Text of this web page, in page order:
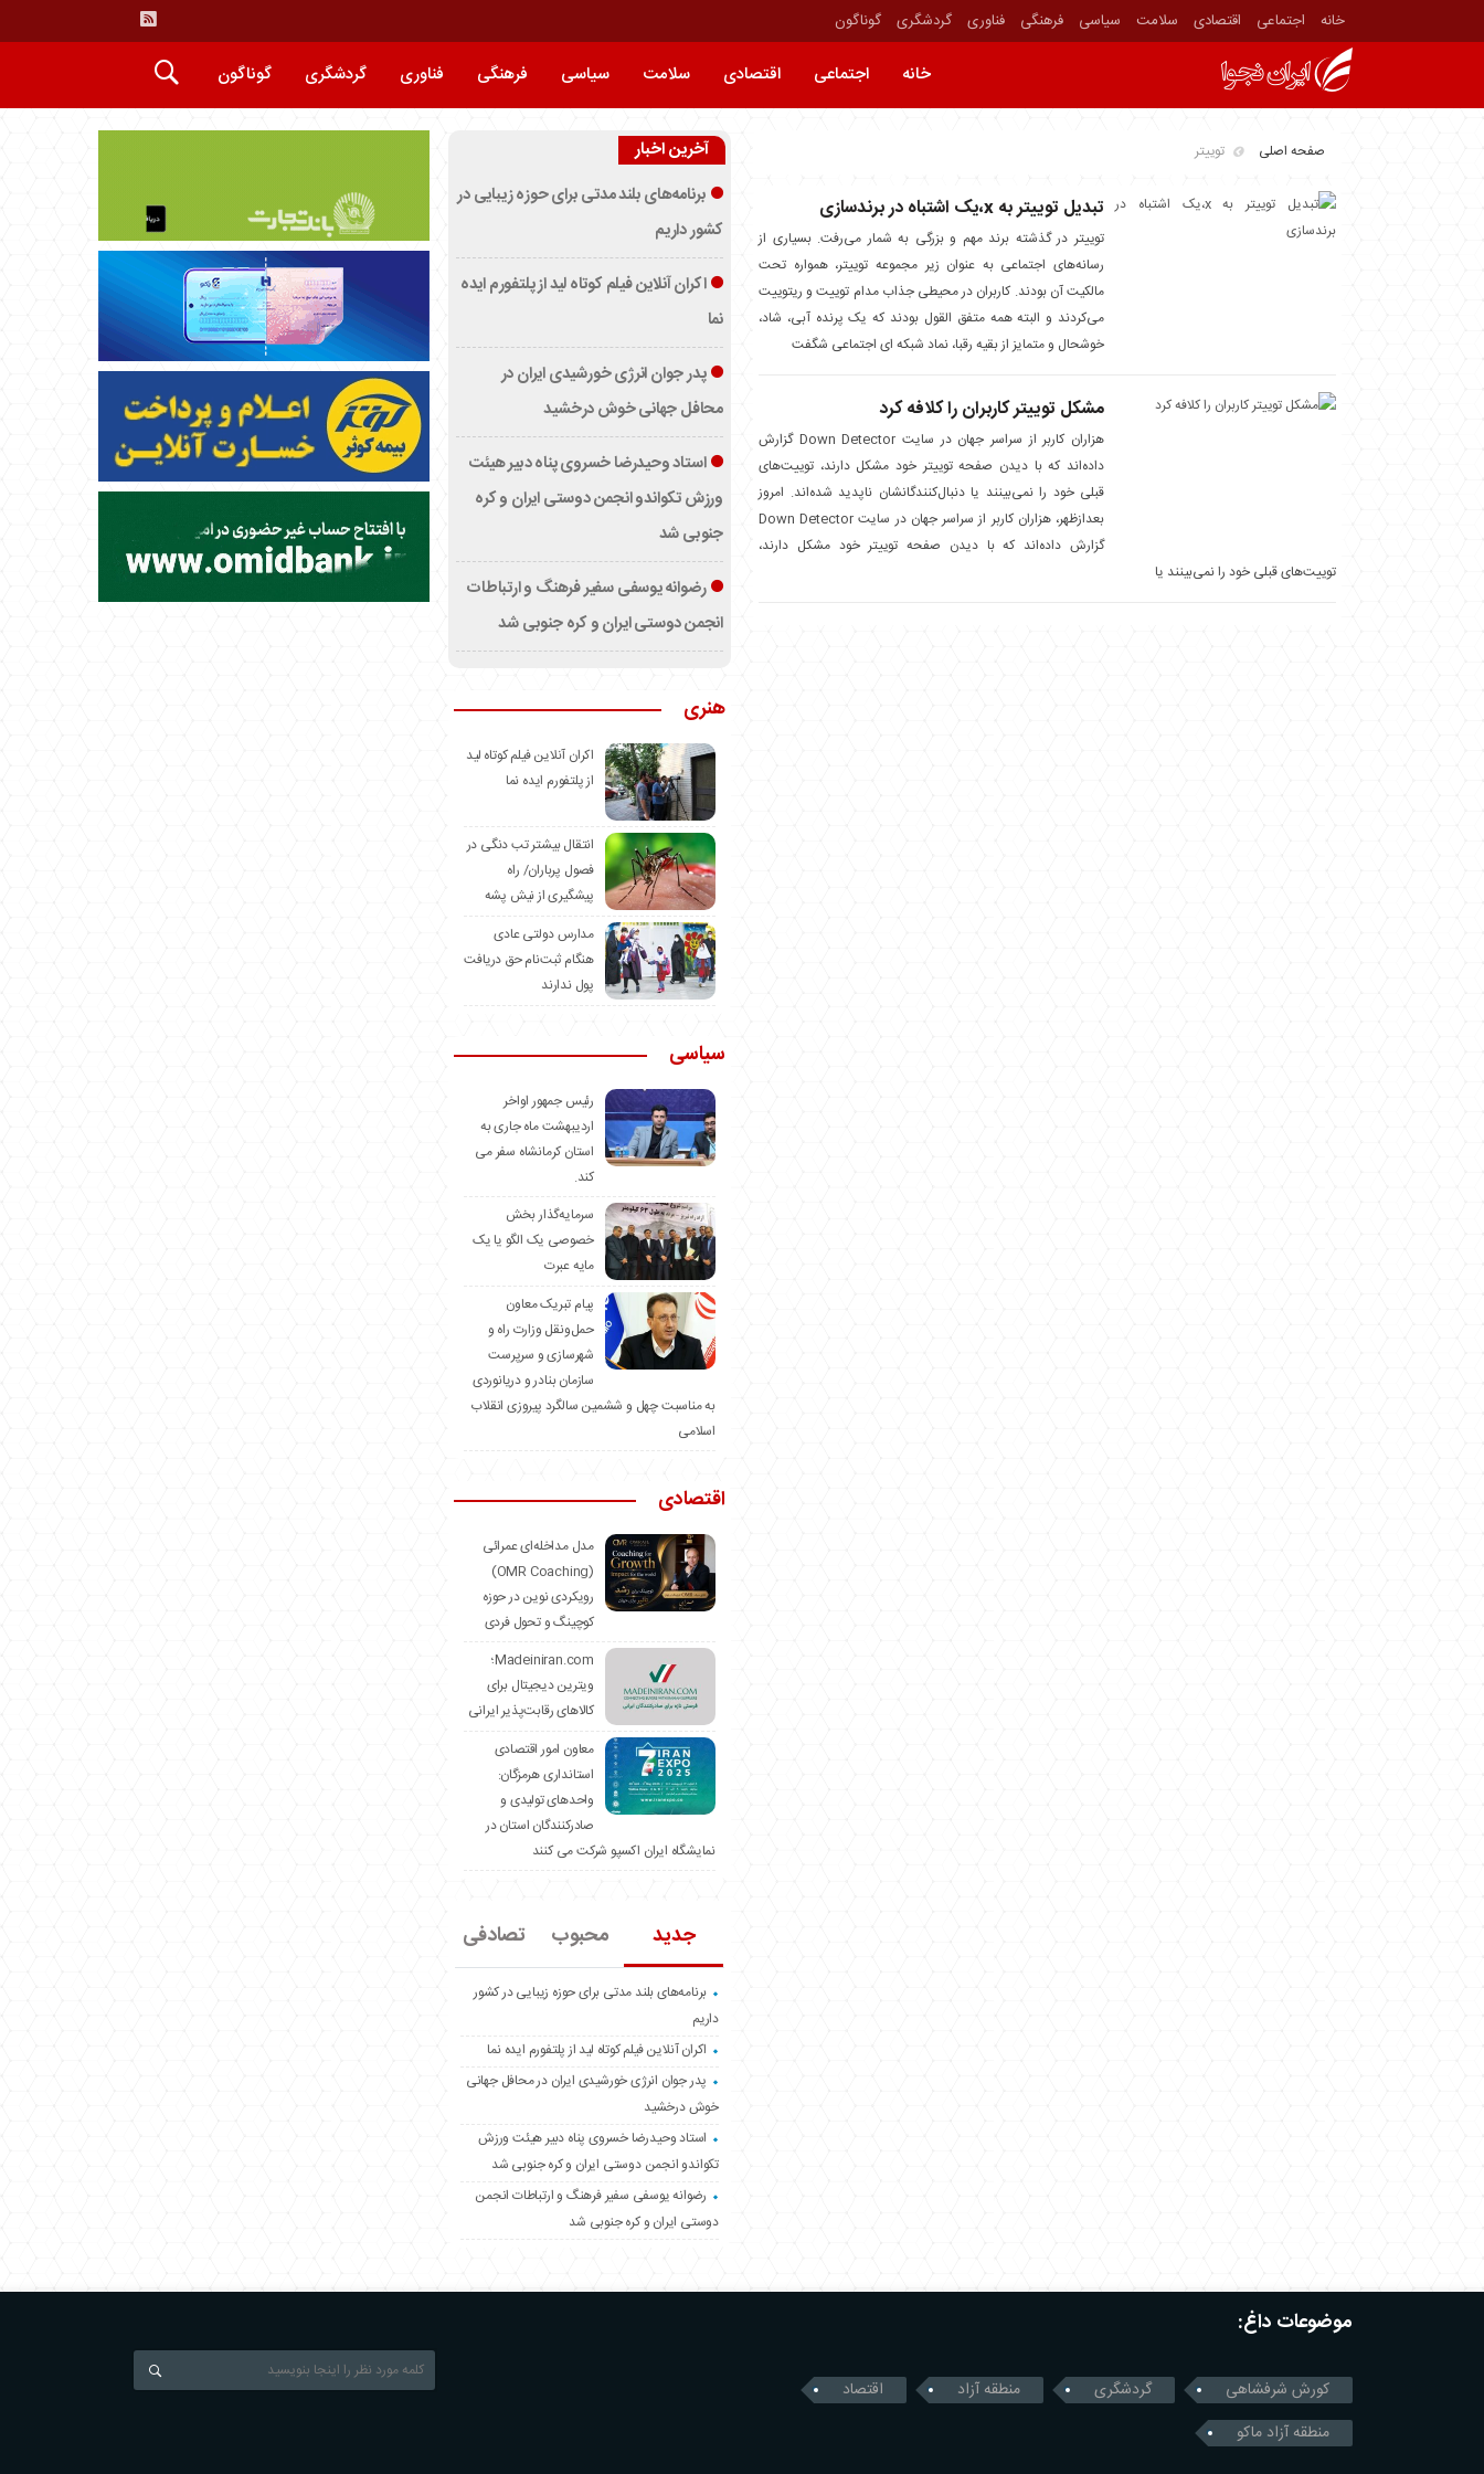
خانه اجتماعی اقتصادی سلامت سیاسی فرهنگی فناوری گردشگری گوناگون
خانه اجتماعی اقتصادی سلامت سیاسی فرهنگی فناوری گردشگری گوناگون
صفحه اصلی توییتر
تبدیل توییتر به x،یک اشتباه در برندسازی
توییتر در گذشته برند مهم و بزرگی به شمار می‌رفت. بسیاری از
رسانه‌های اجتماعی به عنوان زیر مجموعه توییتر، همواره تحت
مالکیت آن بودند. کاربران در محیطی جذاب مدام توییت و ریتوییت
می‌کردند و البته همه متفق القول بودند که یک پرنده آبی، شاد،
خوشحال و متمایز از بقیه رقبا، نماد شبکه ای اجتماعی شگفت
مشکل توییتر کاربران را کلافه کرد
هزاران کاربر از سراسر جهان در سایت Down Detector گزارش
داده‌اند که با دیدن صفحه توییتر خود مشکل دارند، توییت‌های
قبلی خود را نمی‌بینند یا دنبال‌کنندگانشان ناپدید شده‌اند. امروز
بعدازظهر، هزاران کاربر از سراسر جهان در سایت Down Detector
گزارش داده‌اند که با دیدن صفحه توییتر خود مشکل دارند،
توییت‌های قبلی خود را نمی‌بینند یا
آخرین اخبار
برنامه‌های بلند مدتی برای حوزه زیبایی در
کشور داریم
اکران آنلاین فیلم کوتاه لید از پلتفورم ایده
نما
پدر جوان انرژی خورشیدی ایران در
محافل جهانی خوش درخشید
استاد وحیدرضا خسروی پناه دبیر هیئت
ورزش تکواندو انجمن دوستی ایران و کره
جنوبی شد
رضوانه یوسفی سفیر فرهنگ و ارتباطات
انجمن دوستی ایران و کره جنوبی شد
هنری
اکران آنلاین فیلم کوتاه لید
از پلتفورم ایده نما
انتقال بیشتر تب دنگی در
فصول پرباران/ راه
پیشگیری از نیش پشه
مدارس دولتی عادی
هنگام ثبت‌نام حق دریافت
پول ندارند
سیاسی
رئیس جمهور اواخر
اردیبهشت ماه جاری به
استان کرمانشاه سفر می
کند.
سرمایه‌گذار بخش
خصوصی یک الگو یا یک
مایه عبرت
️پیام تبریک معاون
حمل‌ونقل وزارت راه و
شهرسازی و سرپرست
سازمان بنادر و دریانوردی
به مناسبت چهل و ششمین سالگرد پیروزی انقلاب
اسلامی
اقتصادی
مدل مداخله‌ای عمرائی
(OMR Coaching)
رویکردی نوین در حوزه
کوچینگ و تحول فردی
Madeiniran.com؛
ویترین دیجیتال برای
کالاهای رقابت‌پذیر ایرانی
معاون امور اقتصادی
استانداری هرمزگان:
واحدهای تولیدی و
صادرکنندگان استان در
نمایشگاه ایران اکسپو شرکت می کنند
جدید محبوب تصادفی
برنامه‌های بلند مدتی برای حوزه زیبایی در کشور
داریم
اکران آنلاین فیلم کوتاه لید از پلتفورم ایده نما
پدر جوان انرژی خورشیدی ایران در محافل جهانی
خوش درخشید
استاد وحیدرضا خسروی پناه دبیر هیئت ورزش
تکواندو انجمن دوستی ایران و کره جنوبی شد
رضوانه یوسفی سفیر فرهنگ و ارتباطات انجمن
دوستی ایران و کره جنوبی شد
موضوعات داغ:
کورش شرفشاهی گردشگری منطقه آزاد
اقتصاد
منطقه آزاد ماکو